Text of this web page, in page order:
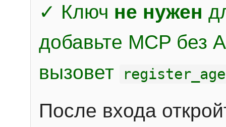
✓ Ключ не нужен
добавьте MCP без
вызовет
После входа